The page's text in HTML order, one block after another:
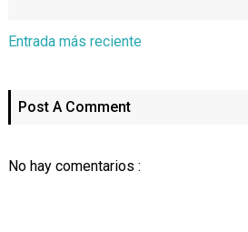
Entrada más reciente
Post A Comment
No hay comentarios :